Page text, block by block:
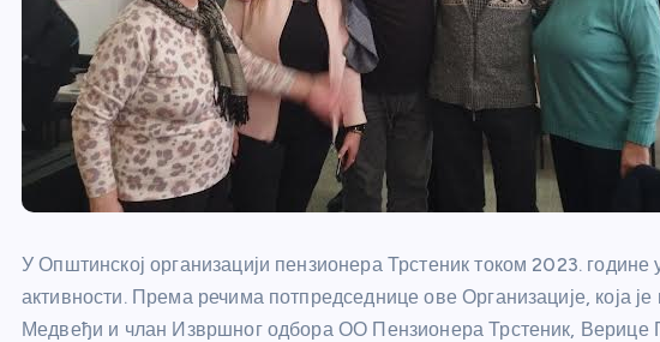
У Општинској организацији пензионера Трстеник током 2023. године
активности. Према речима потпредседнице ове Организације, која
Медвеђи и члан Извршног одбора ОО Пензионера Трстеник, Верице